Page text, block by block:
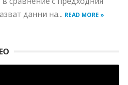
данни на... READ MORE »